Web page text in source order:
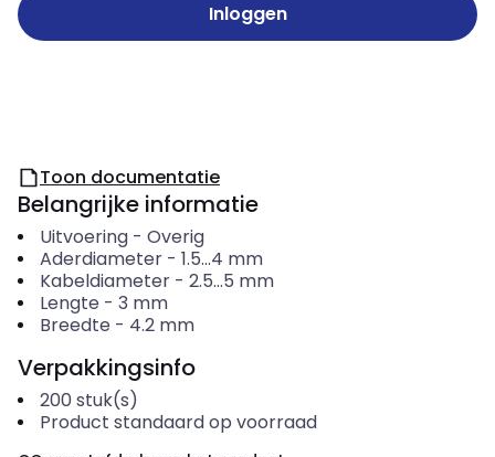
Inloggen
Toon documentatie
Belangrijke informatie
Uitvoering- Overig
Aderdiameter- 1.5...4 mm
Kabeldiameter- 2.5...5 mm
Lengte - 3 mm
Breedte - 4.2 mm
Verpakkingsinfo
200 stuk(s)
Product standaard op voorraad